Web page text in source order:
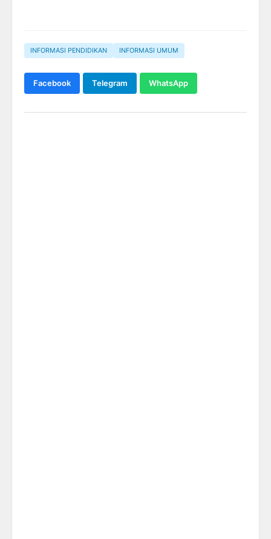
INFORMASI PENDIDIKAN INFORMASI UMUM
Facebook Telegram WhatsApp